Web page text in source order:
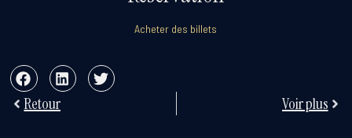
Acheter des billets
Retour Voir plus